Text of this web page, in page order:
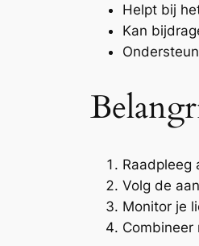
Helpt bij
Kan
Raadpleeg
Volg de
Monitor je
Combineer